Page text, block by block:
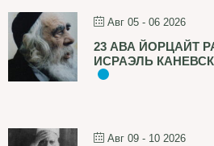
Авг 05 - 06 2026
23 АВА ЙОРЦАЙТ
ИСРАЭЛЬ
Авг 09 - 10 2026